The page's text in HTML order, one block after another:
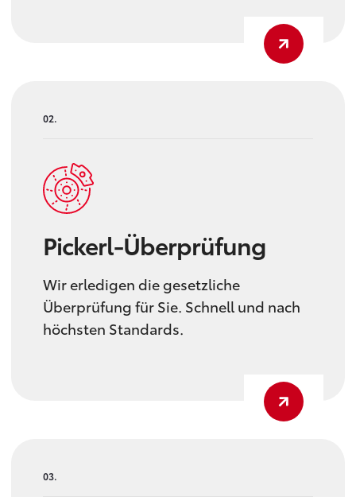
Pickerl-Überprüfung
Wir erledigen die gesetzliche
Überprüfung für Sie. Schnell und nach
höchsten Standards.